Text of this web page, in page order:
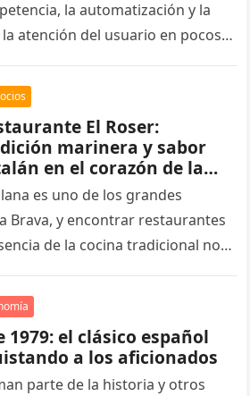
la automatización y la
atención del usuario en pocos
El Roser:
marinera y sabor
en el corazón de la
Brava, Torroella de
es uno de los grandes
Brava, y encontrar restaurantes
de la cocina tradicional no
1979: el clásico español
a los aficionados
parte de la historia y otros